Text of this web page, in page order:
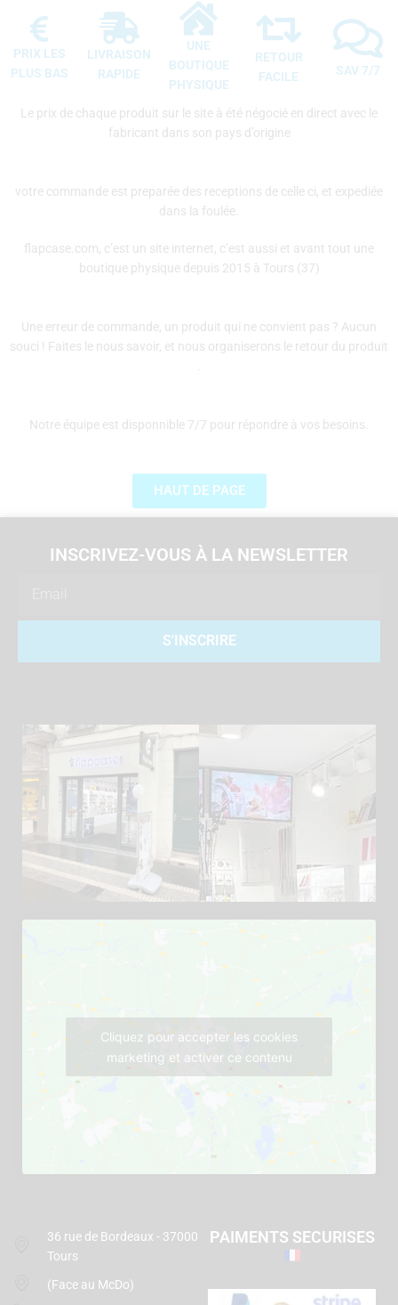
PRIX LES
PLUS BAS
LIVRAISON
RAPIDE
UNE
BOUTIQUE
PHYSIQUE
RETOUR
FACILE
SAV 7/7
Le prix de chaque produit sur le site à été négocié en direct avec le
fabricant dans son pays d’origine
votre commande est preparée des receptions de celle ci, et expediée
dans la foulée.
flapcase.com, c’est un site internet, c’est aussi et avant tout une
boutique physique depuis 2015 à Tours (37)
Une erreur de commande, un produit qui ne convient pas ? Aucun
souci ! Faites le nous savoir, et nous organiserons le retour du produit
Notre équipe est disponnible 7/7 pour répondre à vos besoins.
HAUT DE PAGE
INSCRIVEZ-VOUS À LA NEWSLETTER
S'INSCRIRE
Cliquez pour accepter les cookies
marketing et activer ce contenu
36 rue de Bordeaux - 37000
Tours
(Face au McDo)
PAIMENTS SECURISES